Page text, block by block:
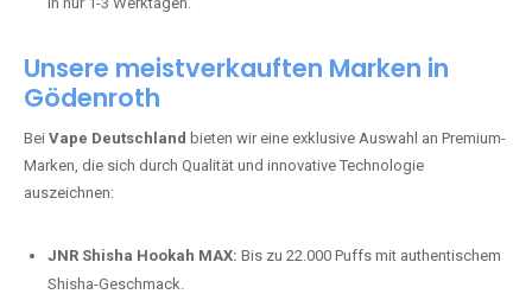
Unsere meistverkauften Marken in
Gödenroth
Bei Vape Deutschland bieten wir eine exklusive Auswahl an Premium-
Marken, die sich durch Qualität und innovative Technologie
auszeichnen:
JNR Shisha Hookah MAX: Bis zu 22.000 Puffs mit authentischem
Shisha-Geschmack.